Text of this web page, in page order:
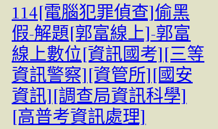
114[電腦犯罪偵查]偷黑
假-解題[郭富線上]-郭富
線上數位[資訊國考][三等
資訊警察][資管所][國安
資訊][調查局資訊科學]
[高普考資訊處理]